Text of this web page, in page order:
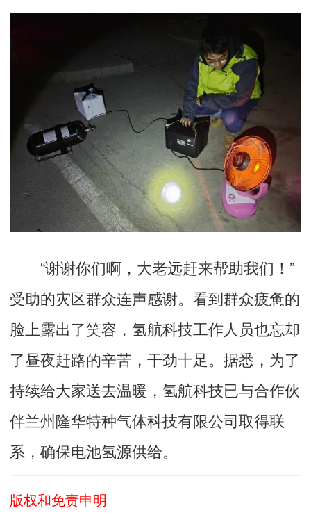
“谢谢你们啊，大老远赶来帮助我们！”
受助的灾区群众连声感谢。看到群众疲惫的
脸上露出了笑容，氢航科技工作人员也忘却
了昼夜赶路的辛苦，干劲十足。据悉，为了
持续给大家送去温暖，氢航科技已与合作伙
伴兰州隆华特种气体科技有限公司取得联
系，确保电池氢源供给。
版权和免责申明